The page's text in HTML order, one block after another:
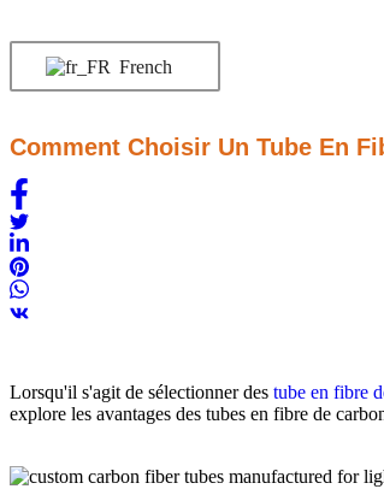
French
Comment Choisir Un Tube En
Lorsqu'il s'agit de sélectionner des tube en fibre
explore les avantages des tubes en fibre de